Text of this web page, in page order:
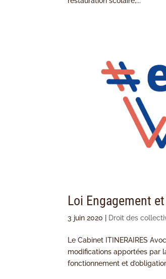
Loi Engagement
3 juin 2020 Droit des
Le Cabinet ITINERAIRES
modifications apportées par
fonctionnement et